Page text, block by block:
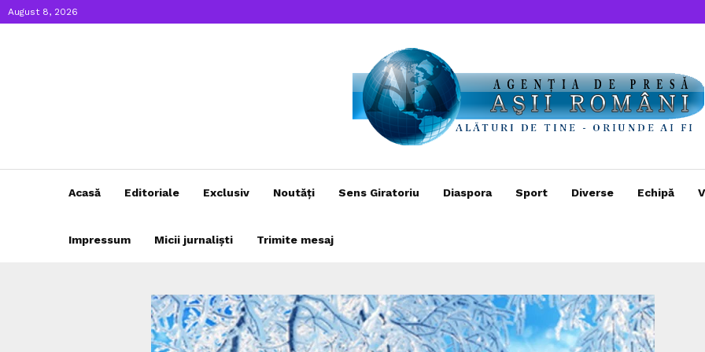
August 8, 2026
Acasă Editoriale Exclusiv Noutăți Sens Giratoriu Diaspora Sport Diverse Echipă
Impressum Micii jurnaliști Trimite mesaj